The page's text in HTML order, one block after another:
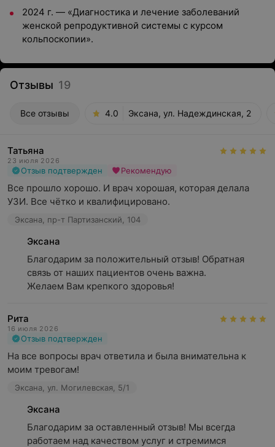
2024 г. — «Диагностика и лечение заболеваний
женской репродуктивной системы с курсом
кольпоскопии».
Отзывы 19
Все отзывы 4.0 Эксана, ул. Надеждинская, 2
Татьяна
23 июля 2026
Отзыв подтвержден Рекомендую
Все прошло хорошо. И врач хорошая, которая делала
УЗИ. Все чётко и квалифицировано.
Эксана, пр-т Партизанский, 104
Эксана
Благодарим за положительный отзыв! Обратная
связь от наших пациентов очень важна.
Желаем Вам крепкого здоровья!
Рита
16 июля 2026
Отзыв подтвержден
На все вопросы врач ответила и была внимательна к
моим тревогам!
Эксана, ул. Могилевская, 5/1
Эксана
Благодарим за оставленный отзыв! Мы всегда
работаем над качеством услуг и стремимся